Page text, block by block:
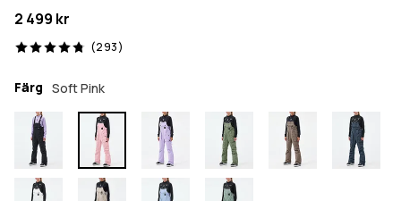
2 499 kr
(293)
293 recensioner, 4.8/5
Färg Soft Pink